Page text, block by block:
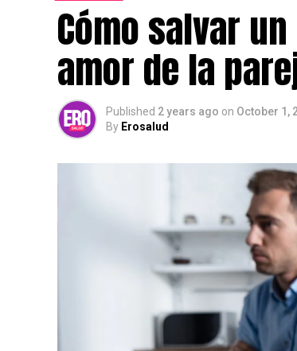
Cómo salvar
amor de la
Published 2 years ago on October 1,
By Erosalud